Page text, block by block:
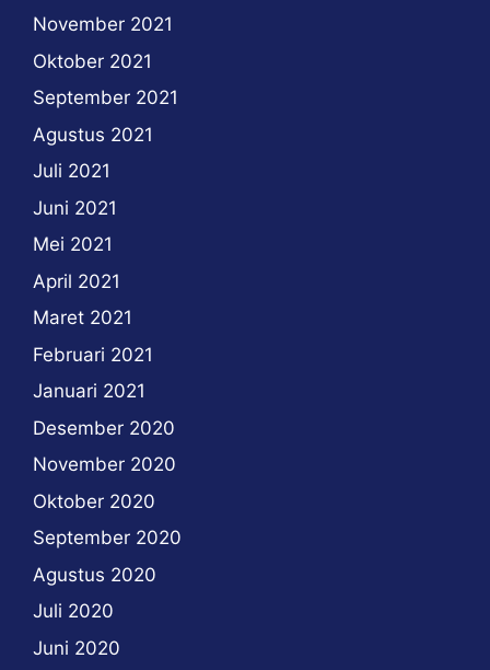
November 2021
Oktober 2021
September 2021
Agustus 2021
Juli 2021
Juni 2021
Mei 2021
April 2021
Maret 2021
Februari 2021
Januari 2021
Desember 2020
November 2020
Oktober 2020
September 2020
Agustus 2020
Juli 2020
Juni 2020